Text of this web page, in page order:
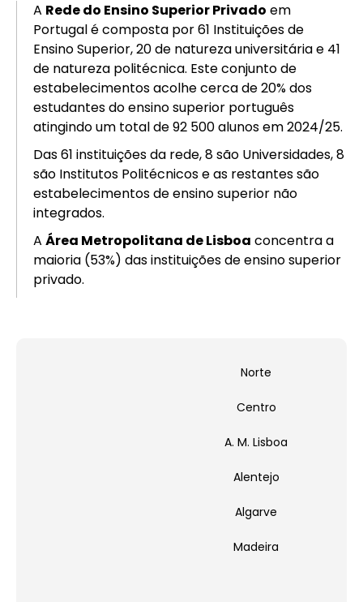
A Rede do Ensino Superior Privado em
Portugal é composta por 61 Instituições de
Ensino Superior, 20 de natureza universitária e 41
de natureza politécnica. Este conjunto de
estabelecimentos acolhe cerca de 20% dos
estudantes do ensino superior português
atingindo um total de 92 500 alunos em 2024/25.
Das 61 instituições da rede, 8 são Universidades, 8
são Institutos Politécnicos e as restantes são
estabelecimentos de ensino superior não
integrados.
A Área Metropolitana de Lisboa concentra a
maioria (53%) das instituições de ensino superior
privado.
Norte
Centro
A. M. Lisboa
Alentejo
Algarve
Madeira